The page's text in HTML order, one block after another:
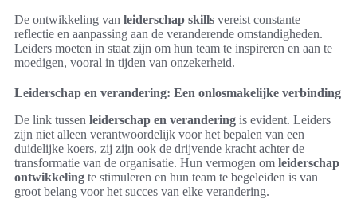
De ontwikkeling van leiderschap skills vereist constante
reflectie en aanpassing aan de veranderende omstandigheden.
Leiders moeten in staat zijn om hun team te inspireren en aan te
moedigen, vooral in tijden van onzekerheid.
Leiderschap en verandering: Een onlosmakelijke verbinding
De link tussen leiderschap en verandering is evident. Leiders
zijn niet alleen verantwoordelijk voor het bepalen van een
duidelijke koers, zij zijn ook de drijvende kracht achter de
transformatie van de organisatie. Hun vermogen om leiderschap
ontwikkeling te stimuleren en hun team te begeleiden is van
groot belang voor het succes van elke verandering.